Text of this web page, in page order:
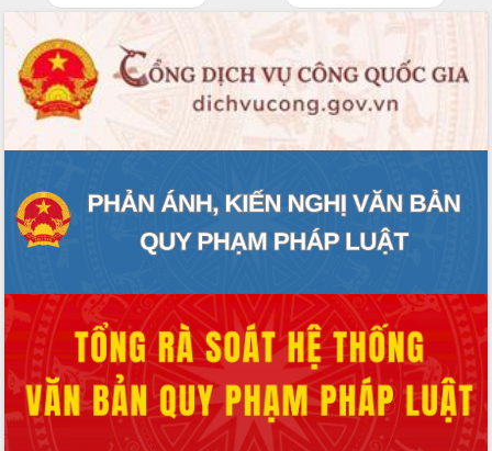
2026
Đẩy mạnh cải cách hành chính, quyết
tâm đạt được mục tiêu tăng trưởng
hai con số trong năm 2026
Tổ chức trang trọng Lễ hội Đền thờ
Lương Văn Chánh năm 2026
Phó Bí thư Tỉnh ủy Đắk Lắk Đỗ Hữu
Nhân dân tỉnh
Bệnh án điện tử thúc đẩy chuyển đổi
số y tế tại Đắk Lắk
không gian tri thức trong thời đại số
Đánh giá, rút kinh nghiệm công tác tổ
chức diễn tập trước ngày bầu cử
Chương trình “Gặp gỡ hữu nghị –
Friendship Meeting New Year 2026”
Bầu cử Quốc hội và HĐND: Cử tri Đắk
Lắk gửi gắm niềm tin, kỳ vọng vào lá